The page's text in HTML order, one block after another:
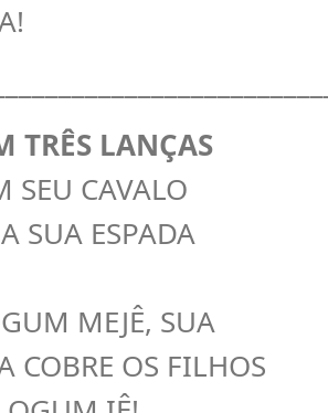
TRÊS LANÇAS
SEU CAVALO
SUA ESPADA
MEJÊ, SUA
COBRE OS FILHOS